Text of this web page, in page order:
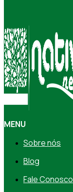
MENU
Sobre nós
Blog
Fale Conosco